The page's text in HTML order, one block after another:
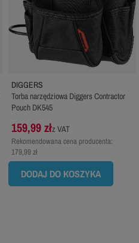
DIGGERS
Torba narzędziowa Diggers Contractor
Pouch DK545
159,99 złz VAT
Rekomendowana cena producenta:
179,99 zł
DODAJ DO KOSZYKA